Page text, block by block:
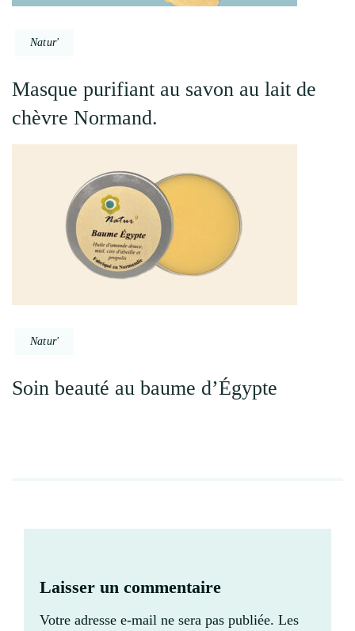
Natur'
Masque purifiant au savon au lait de
chèvre Normand.
Natur'
Soin beauté au baume d’Égypte
Laisser un commentaire
Votre adresse e-mail ne sera pas publiée. Les